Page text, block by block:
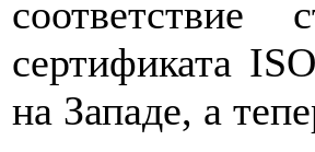
сертификата
на Западе, а